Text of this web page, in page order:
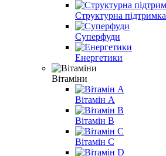
Структурна підтримка
Суперфуди
Енергетики
Вітаміни
Вітамін A
Вітамін B
Вітамін С